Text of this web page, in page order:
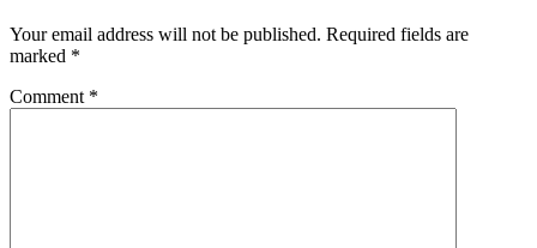
Your email address will not be published. Required fields are
marked *
Comment *